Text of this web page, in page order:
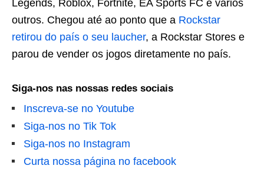
Legends, Roblox, Fortnite, EA Sports FC e vários
outros. Chegou até ao ponto que a Rockstar
retirou do país o seu laucher, a Rockstar Stores e
parou de vender os jogos diretamente no país.
Siga-nos nas nossas redes sociais
Inscreva-se no Youtube
Siga-nos no Tik Tok
Siga-nos no Instagram
Curta nossa página no facebook